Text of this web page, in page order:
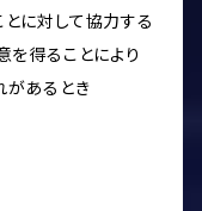
に対して協力する
を得ることにより
あるとき